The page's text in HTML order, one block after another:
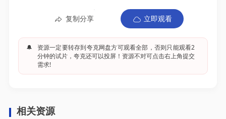
复制分享 立即观看
🔔
资源一定要转存到夸克网盘方可观看全部，否则只能观看2
分钟的试片，夸克还可以投屏！资源不对可点击右上角提交
需求!
相关资源